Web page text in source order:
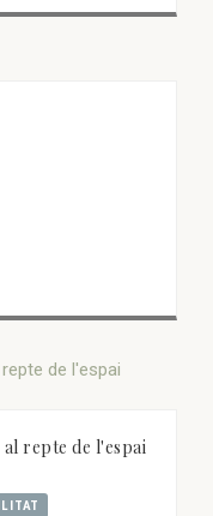
repte de l'espai